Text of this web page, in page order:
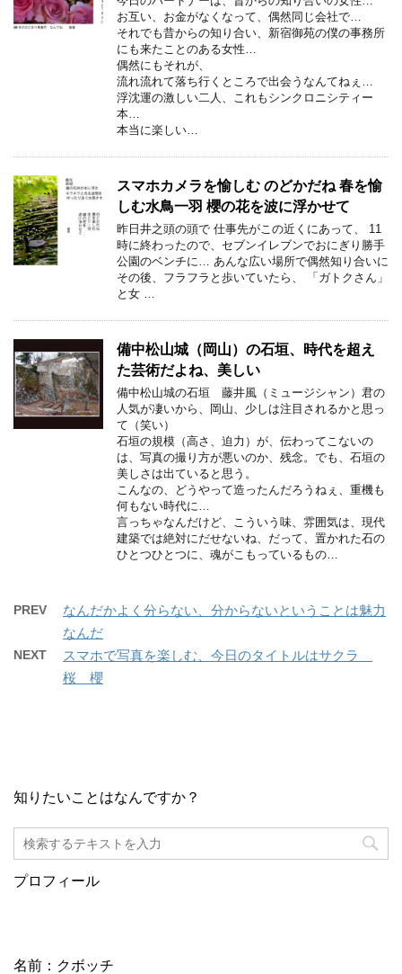
お互い、お金がなくなって、偶然同じ会社で…
それでも昔からの知り合い、新宿御苑の僕の事務所
にも来たことのある女性…
偶然にもそれが、
流れ流れて落ち行くところで出会うなんてねぇ…
浮沈運の激しい二人、これもシンクロニシティー
本…
本当に楽しい…
スマホカメラを愉しむ のどかだね 春を愉
しむ水鳥一羽 櫻の花を波に浮かせて
昨日井之頭の頭で 仕事先がこの近くにあって、 11
時に終わったので、セブンイレブンでおにぎり勝手
公園のベンチに… あんな広い場所で偶然知り合いに
その後、フラフラと歩いていたら、 「ガトクさん」
と女 …
備中松山城（岡山）の石垣、時代を超え
た芸術だよね、美しい
備中松山城の石垣 藤井風（ミュージシャン）君の
人気が凄いから、岡山、少しは注目されるかと思っ
て（笑い）
石垣の規模（高さ、迫力）が、伝わってこないの
は、写真の撮り方が悪いのか、残念。でも、石垣の
美しさは出ていると思う。
こんなの、どうやって造ったんだろうねぇ、重機も
何もない時代に…
言っちゃなんだけど、こういう味、雰囲気は、現代
建築では絶対にだせないね、だって、置かれた石の
ひとつひとつに、魂がこもっているもの…
PREV
なんだかよく分らない、分からないということは魅力
なんだ
NEXT
スマホで写真を楽しむ、今日のタイトルはサクラ
桜 櫻
知りたいことはなんですか？
プロフィール
名前：クボッチ